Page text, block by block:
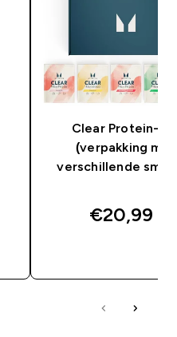
Clear Protein-
(verpakking met
verschillende
€20,99‎